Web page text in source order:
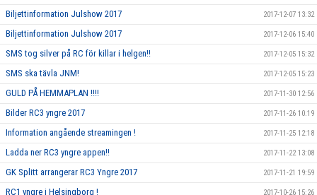
Biljettinformation Julshow 2017 2017-12-07 13:32
Biljettinformation Julshow 2017 2017-12-06 15:40
SMS tog silver på RC för killar i helgen!! 2017-12-05 15:32
SMS ska tävla JNM! 2017-12-05 15:23
GULD PÅ HEMMAPLAN !!!! 2017-11-30 12:56
Bilder RC3 yngre 2017 2017-11-26 10:19
Information angående streamingen ! 2017-11-25 12:18
Ladda ner RC3 yngre appen!! 2017-11-22 13:08
GK Splitt arrangerar RC3 Yngre 2017 2017-11-21 19:59
RC1 yngre i Helsingborg ! 2017-10-26 15:26